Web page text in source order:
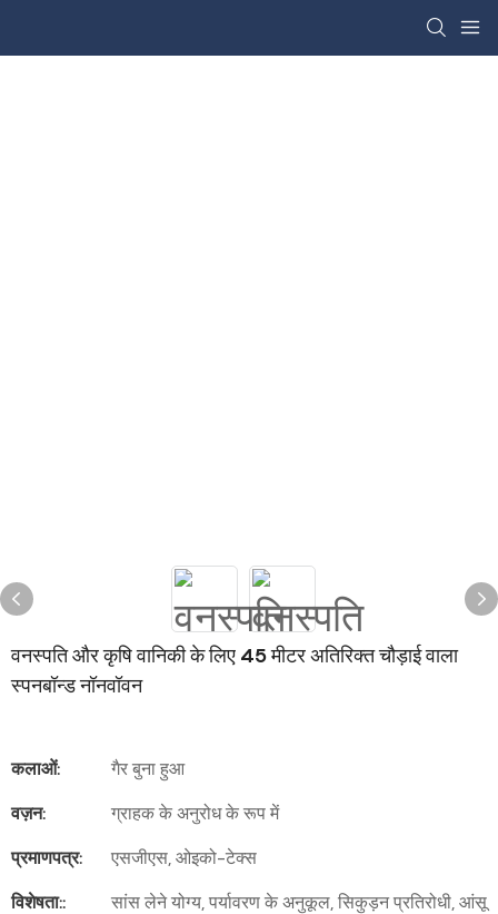
वनस्पति और कृषि वानिकी के लिए 45 मीटर अतिरिक्त चौड़ाई वाला
स्पनबॉन्ड नॉनवॉवन
कलाओं:
गैर बुना हुआ
वज़न:
ग्राहक के अनुरोध के रूप में
प्रमाणपत्र:
एसजीएस, ओइको-टेक्स
विशेषता::
सांस लेने योग्य, पर्यावरण के अनुकूल, सिकुड़न प्रतिरोधी, आंसू